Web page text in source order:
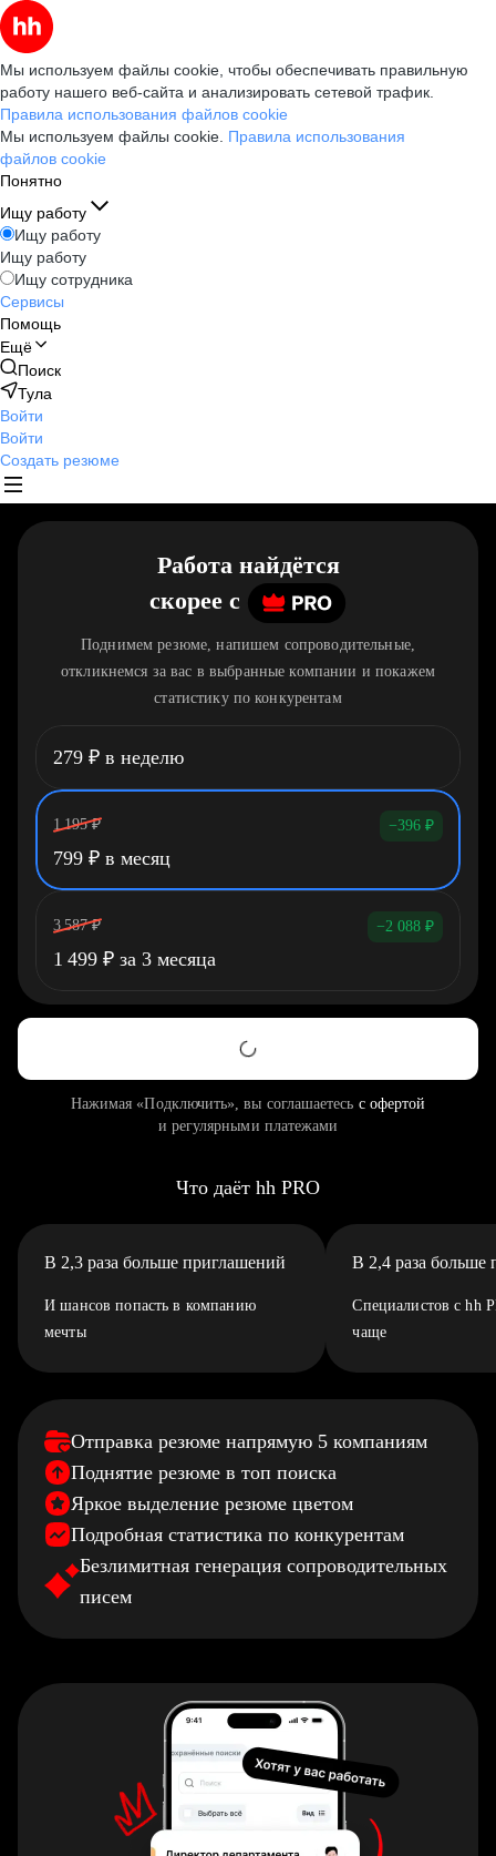
Мы используем файлы cookie, чтобы обеспечивать правильную
работу нашего веб-сайта и анализировать сетевой трафик.
Правила использования файлов cookie
Мы используем файлы cookie. Правила использования
файлов cookie
Понятно
Ищу работу
Ищу работу
Ищу работу
Ищу сотрудника
Сервисы
Помощь
Ещё
Поиск
Тула
Войти
Войти
Создать резюме
Работа найдётся
скорее c
Поднимем резюме, напишем сопроводительные,
откликнемся за вас в выбранные компании и покажем
статистику по конкурентам
279 ₽ в неделю
1 195 ₽ −396 ₽
799 ₽ в месяц
3 587 ₽ −2 088 ₽
1 499 ₽ за 3 месяца
Нажимая «Подключить», вы соглашаетесь с офертой
и регулярными платежами
Что даёт hh PRO
В 2,3 раза больше приглашений
И шансов попасть в компанию
мечты
В 2,4 раза больше
Специалистов с hh
чаще
Отправка резюме напрямую 5 компаниям
Поднятие резюме в топ поиска
Яркое выделение резюме цветом
Подробная статистика по конкурентам
Безлимитная генерация сопроводительных
писем